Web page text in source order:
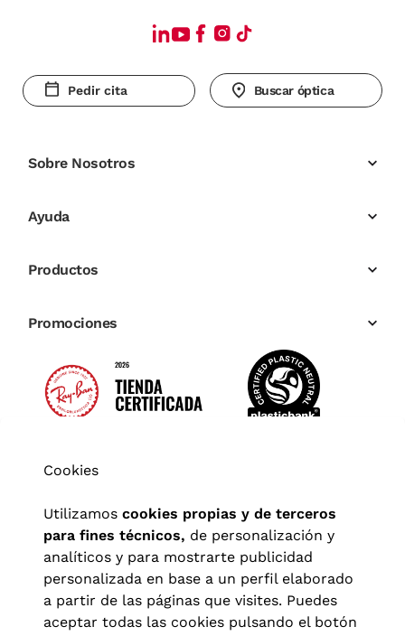
Pedir cita Buscar óptica
Sobre Nosotros
Ayuda
Productos
Promociones
Cookies
Utilizamos cookies propias y de terceros
para fines técnicos, de personalización y
analíticos y para mostrarte publicidad
personalizada en base a un perfil elaborado
a partir de las páginas que visites. Puedes
aceptar todas las cookies pulsando el botón